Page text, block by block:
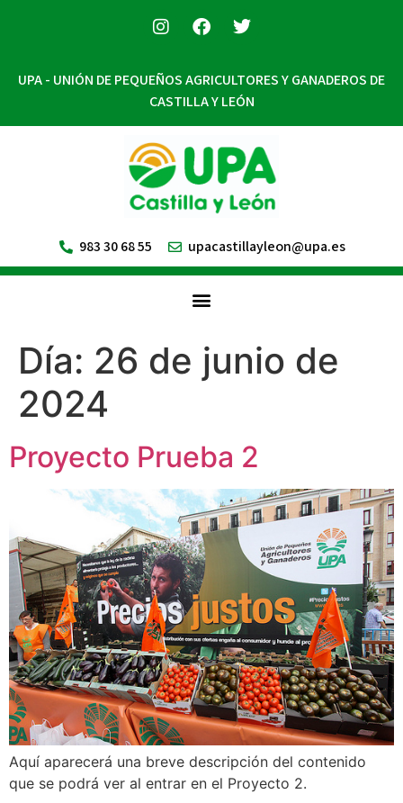
UPA - UNIÓN DE PEQUEÑOS AGRICULTORES Y GANADEROS DE
CASTILLA Y LEÓN
983 30 68 55 upacastillayleon@upa.es
Día: 26 de junio de
2024
Proyecto Prueba 2
Aquí aparecerá una breve descripción del contenido
que se podrá ver al entrar en el Proyecto 2.